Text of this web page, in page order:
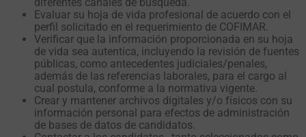
diferentes canales de búsqueda.
Evaluar su hoja de vida profesional de acuerdo con el
perfil solicitado en el requerimiento de COFIMAR.
Verificar que la información proporcionada en su hoja
de vida sea autentica, incluyendo la revisión de fuentes
públicas, como antecedentes judiciales/penales,
además de las referencias laborales, para el cargo al
cual postula, conforme a la normativa vigente.
Crear y mantener archivos digitales y/o físicos con su
información personal para efectos de administración
de bases de datos de candidatos.